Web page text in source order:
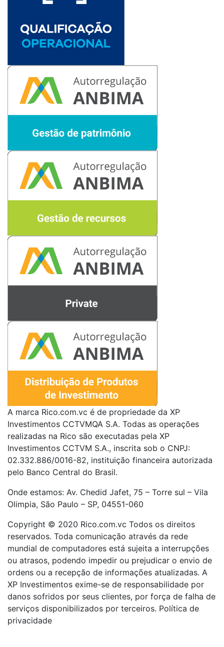
A marca Rico.com.vc é de propriedade da XP
Investimentos CCTVMQA S.A. Todas as operações
realizadas na Rico são executadas pela XP
Investimentos CCTVM S.A., inscrita sob o CNPJ:
02.332.886/0016-82, instituição financeira autorizada
pelo Banco Central do Brasil.
Onde estamos: Av. Chedid Jafet, 75 – Torre sul – Vila
Olimpia, São Paulo – SP, 04551-060
Copyright © 2020 Rico.com.vc Todos os direitos
reservados. Toda comunicação através da rede
mundial de computadores está sujeita a interrupções
ou atrasos, podendo impedir ou prejudicar o envio de
ordens ou a recepção de informações atualizadas. A
XP Investimentos exime-se de responsabilidade por
danos sofridos por seus clientes, por força de falha de
serviços disponibilizados por terceiros. Política de
privacidade